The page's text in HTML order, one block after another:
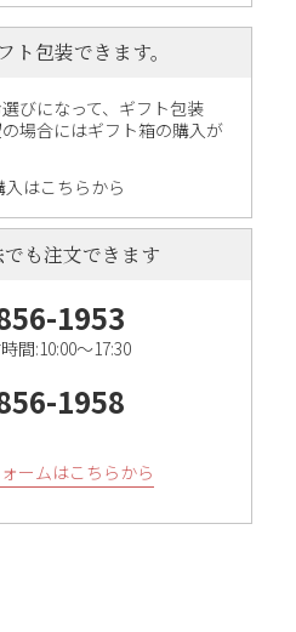
ト包装できます。
びになって、ギフト包装
の場合にはギフト箱の購入が
はこちらから
も注文できます
1953
間:10:00〜17:30
1958
ームはこちらから